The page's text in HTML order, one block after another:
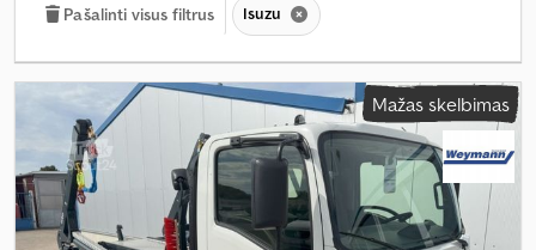
Pašalinti visus filtrus Isuzu
Mažas skelbimas